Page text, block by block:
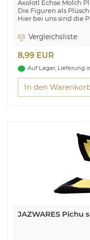
Axolotl Echse Molch
Die Figuren als
Hier bei uns sind die
Vergleichsliste
8,99 EUR
Auf Lager, Lieferung
In den
JAZWARES Pichu